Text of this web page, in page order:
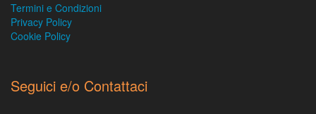
Termini e Condizioni
Privacy Policy
Cookie Policy
Seguici e/o Contattaci